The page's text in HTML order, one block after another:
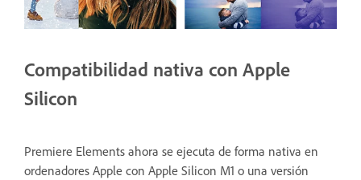
Compatibilidad nativa con Apple
Silicon
Premiere Elements ahora se ejecuta de forma nativa en
ordenadores Apple con Apple Silicon M1 o una versión